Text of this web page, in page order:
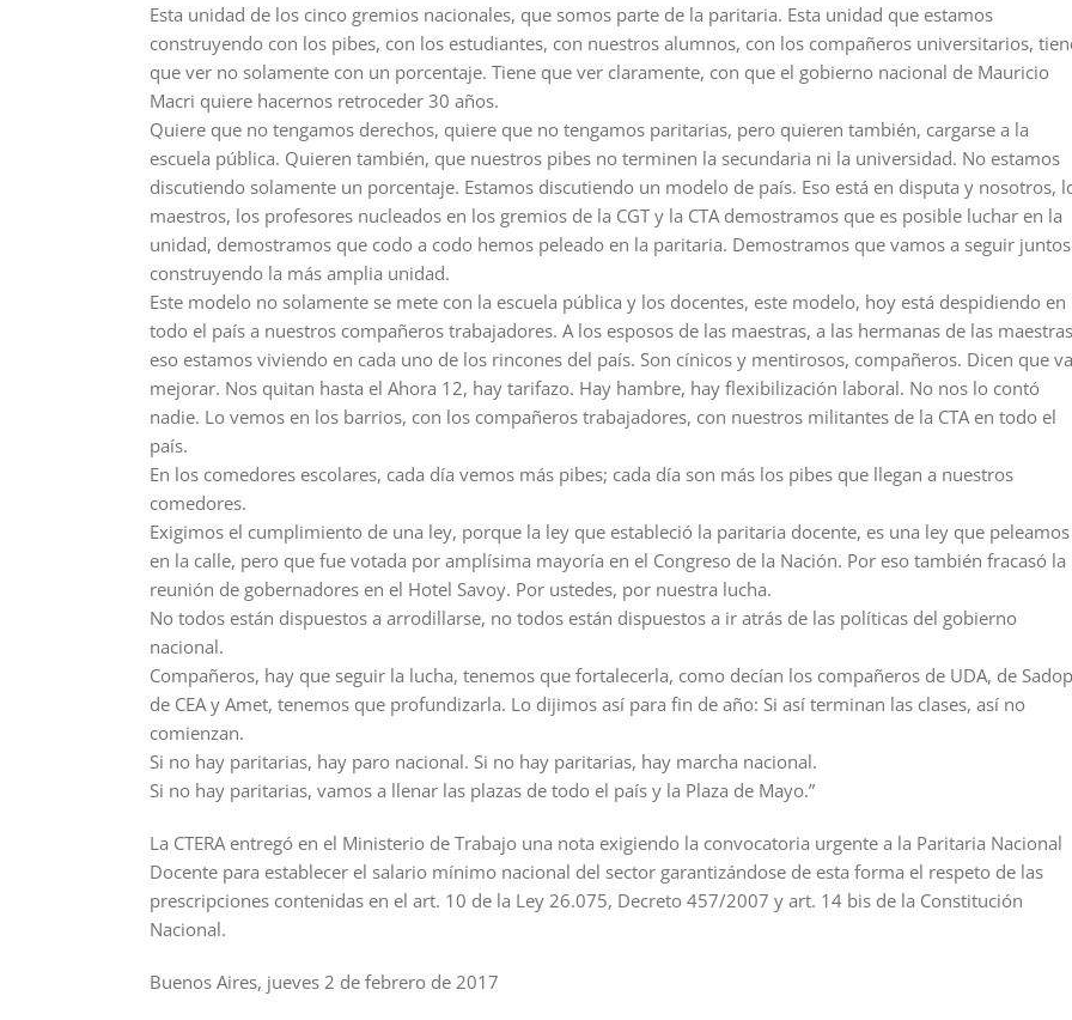
Esta unidad de los cinco gremios nacionales, que somos parte de la paritaria. Esta unidad que estamos
construyendo con los pibes, con los estudiantes, con nuestros alumnos, con los compañeros universitarios,
que ver no solamente con un porcentaje. Tiene que ver claramente, con que el gobierno nacional de Mauricio
Macri quiere hacernos retroceder 30 años.
Quiere que no tengamos derechos, quiere que no tengamos paritarias, pero quieren también, cargarse a la
escuela pública. Quieren también, que nuestros pibes no terminen la secundaria ni la universidad. No estamos
discutiendo solamente un porcentaje. Estamos discutiendo un modelo de país. Eso está en disputa y nosotros,
maestros, los profesores nucleados en los gremios de la CGT y la CTA demostramos que es posible luchar en la
unidad, demostramos que codo a codo hemos peleado en la paritaria. Demostramos que vamos a seguir juntos
construyendo la más amplia unidad.
Este modelo no solamente se mete con la escuela pública y los docentes, este modelo, hoy está despidiendo en
todo el país a nuestros compañeros trabajadores. A los esposos de las maestras, a las hermanas de las
eso estamos viviendo en cada uno de los rincones del país. Son cínicos y mentirosos, compañeros. Dicen que
mejorar. Nos quitan hasta el Ahora 12, hay tarifazo. Hay hambre, hay flexibilización laboral. No nos lo contó
nadie. Lo vemos en los barrios, con los compañeros trabajadores, con nuestros militantes de la CTA en todo el
país.
En los comedores escolares, cada día vemos más pibes; cada día son más los pibes que llegan a nuestros
comedores.
Exigimos el cumplimiento de una ley, porque la ley que estableció la paritaria docente, es una ley que peleamos
en la calle, pero que fue votada por amplísima mayoría en el Congreso de la Nación. Por eso también fracasó la
reunión de gobernadores en el Hotel Savoy. Por ustedes, por nuestra lucha.
No todos están dispuestos a arrodillarse, no todos están dispuestos a ir atrás de las políticas del gobierno
nacional.
Compañeros, hay que seguir la lucha, tenemos que fortalecerla, como decían los compañeros de UDA, de
de CEA y Amet, tenemos que profundizarla. Lo dijimos así para fin de año: Si así terminan las clases, así no
comienzan.
Si no hay paritarias, hay paro nacional. Si no hay paritarias, hay marcha nacional.
Si no hay paritarias, vamos a llenar las plazas de todo el país y la Plaza de Mayo.”
La CTERA entregó en el Ministerio de Trabajo una nota exigiendo la convocatoria urgente a la Paritaria Nacional
Docente para establecer el salario mínimo nacional del sector garantizándose de esta forma el respeto de las
prescripciones contenidas en el art. 10 de la Ley 26.075, Decreto 457/2007 y art. 14 bis de la Constitución
Nacional.
Buenos Aires, jueves 2 de febrero de 2017